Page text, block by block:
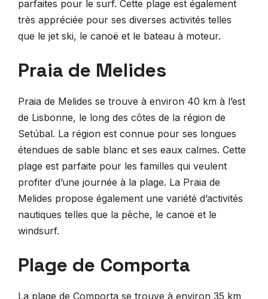
parfaites pour le surf. Cette plage est également
très appréciée pour ses diverses activités telles
que le jet ski, le canoë et le bateau à moteur.
Praia de Melides
Praia de Melides se trouve à environ 40 km à l’est
de Lisbonne, le long des côtes de la région de
Setúbal. La région est connue pour ses longues
étendues de sable blanc et ses eaux calmes. Cette
plage est parfaite pour les familles qui veulent
profiter d’une journée à la plage. La Praia de
Melides propose également une variété d’activités
nautiques telles que la pêche, le canoë et le
windsurf.
Plage de Comporta
La plage de Comporta se trouve à environ 35 km